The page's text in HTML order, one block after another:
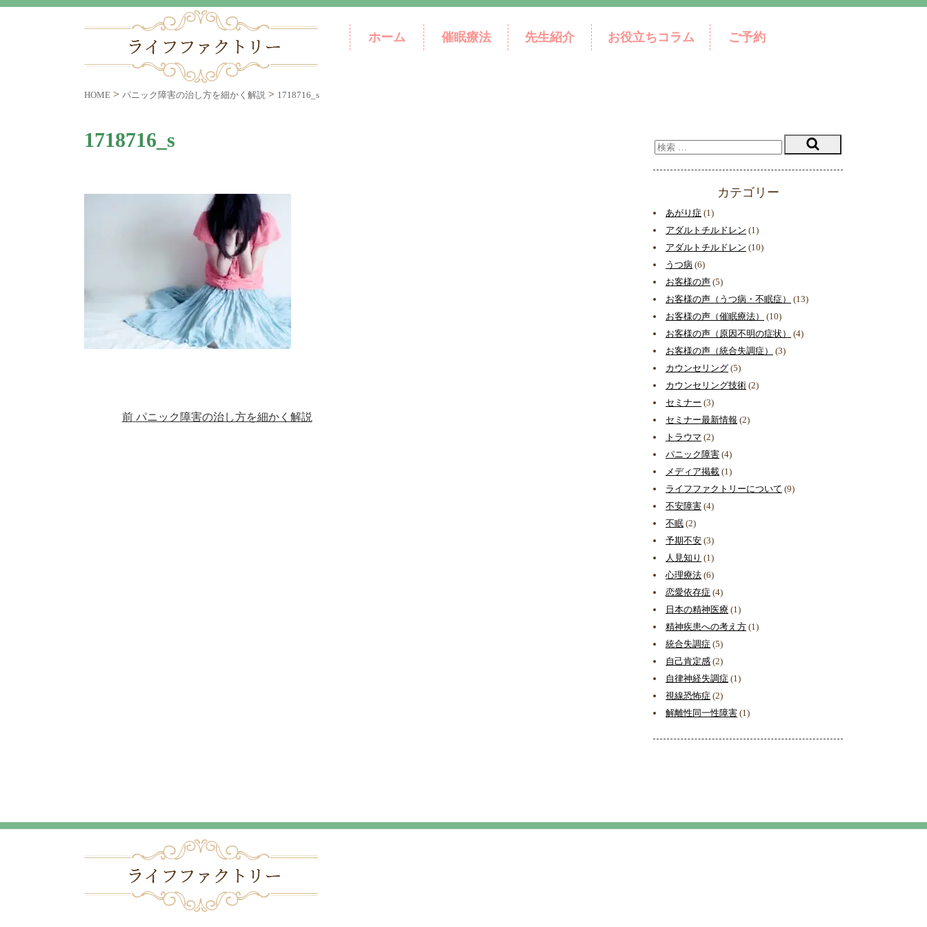
ホーム 催眠療法 先生紹介 お役立ちコラム ご予約
HOME > パニック障害の治し方を細かく解説 > 1718716_s
1718716_s
前 パニック障害の治し方を細かく解説
カテゴリー
あがり症 (1)
アダルトチルドレン (1)
アダルトチルドレン (10)
うつ病 (6)
お客様の声 (5)
お客様の声（うつ病・不眠症）
(13)
お客様の声（催眠療法）
(10)
お客様の声（原因不明の症状）
(4)
お客様の声（統合失調症）
(3)
カウンセリング (5)
カウンセリング技術 (2)
セミナー (3)
セミナー最新情報 (2)
トラウマ (2)
パニック障害 (4)
メディア掲載 (1)
ライフファクトリーについて (9)
不安障害 (4)
不眠 (2)
予期不安 (3)
人見知り (1)
心理療法 (6)
恋愛依存症 (4)
日本の精神医療 (1)
精神疾患への考え方 (1)
統合失調症 (5)
自己肯定感 (2)
自律神経失調症 (1)
視線恐怖症 (2)
解離性同一性障害 (1)